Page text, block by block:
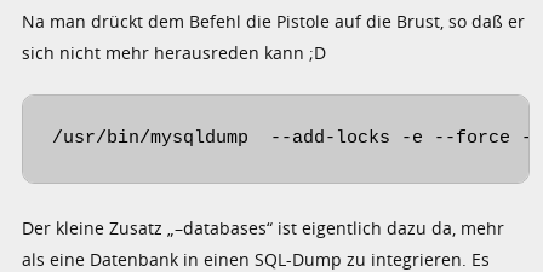
Na man drückt dem Befehl die Pistole auf die Brust, so daß er
sich nicht mehr herausreden kann ;D
/usr/bin/mysqldump  --add-locks -e --force -
Der kleine Zusatz „–databases“ ist eigentlich dazu da, mehr
als eine Datenbank in einen SQL-Dump zu integrieren. Es